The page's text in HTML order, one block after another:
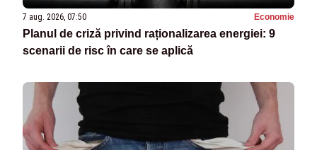
7 aug. 2026, 07:50 Economie
Planul de criză privind raționalizarea energiei: 9
scenarii de risc în care se aplică